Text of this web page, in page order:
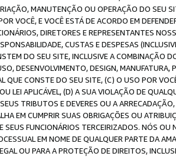
MANUTENÇÃO OU OPERAÇÃO DO SEU
VOCÊ, E VOCÊ ESTÁ DE ACORDO EM
DIRETORES E REPRESENTANTES
CUSTAS E DESPESAS
DO SEU SITE, INCLUSIVE A COMBINAÇÃO
DESENVOLVIMENTO, DESIGN,
QUE CONSTE DO SEU SITE, (C) O USO POR
LEI APLICÁVEL, (D) A SUA VIOLAÇÃO DE
TRIBUTOS E DEVERES OU A
EM CUMPRIR SUAS OBRIGAÇÕES OU
SEUS FUNCIONÁRIOS TERCEIRIZADOS. NÓS
EM NOME DE QUALQUER PARTE DA
OU PARA A PROTEÇÃO DE DIREITOS,